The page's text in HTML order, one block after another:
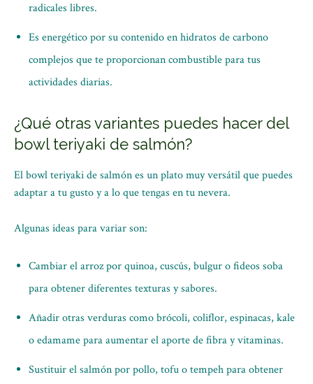
radicales libres.
Es energético por su contenido en hidratos de carbono
complejos que te proporcionan combustible para tus
actividades diarias.
¿Qué otras variantes puedes hacer del
bowl teriyaki de salmón?
El bowl teriyaki de salmón es un plato muy versátil que puedes
adaptar a tu gusto y a lo que tengas en tu nevera.
Algunas ideas para variar son:
Cambiar el arroz por quinoa, cuscús, bulgur o fideos soba
para obtener diferentes texturas y sabores.
Añadir otras verduras como brócoli, coliflor, espinacas, kale
o edamame para aumentar el aporte de fibra y vitaminas.
Sustituir el salmón por pollo, tofu o tempeh para obtener